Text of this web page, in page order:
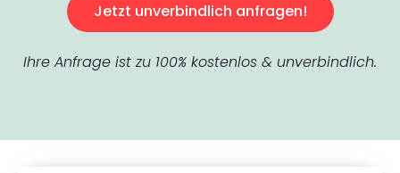
Jetzt unverbindlich anfragen!
Ihre Anfrage ist zu 100% kostenlos & unverbindlich.